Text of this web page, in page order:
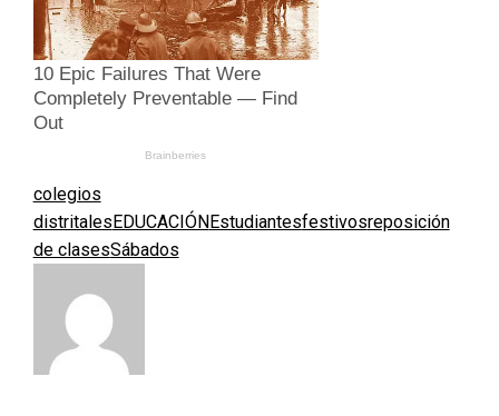
colegios
distritales EDUCACIÓN Estudiantesfestivosreposición
de clasesSábados